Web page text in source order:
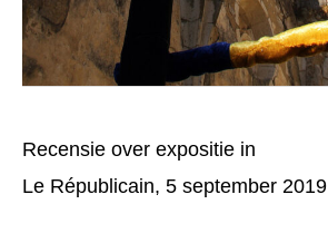
Recensie over expositie in
Le Républicain, 5 september 2019